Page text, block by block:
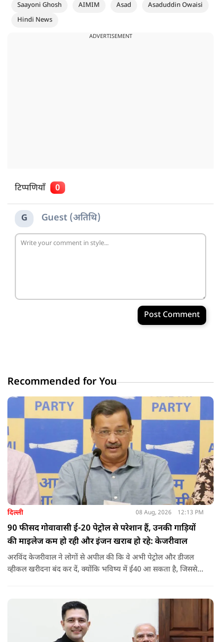
Saayoni Ghosh AIMIM Asad
Asaduddin Owaisi
Hindi News
ADVERTISEMENT
टिप्पणियाँ 0
G Guest (अतिथि)
Post Comment
Recommended for You
दिल्ली 08 Aug, 2026 12:13 PM
90 फीसद गोवावासी ई-20 पेट्रोल से परेशान हैं, उनकी गाड़ियों
की माइलेज कम हो रही और इंजन खराब हो रहे: केजरीवाल
अरविंद केजरीवाल ने लोगों से अपील की कि वे अभी पेट्रोल और डीजल
व्हीकल खरीदना बंद कर दें, क्योंकि भविष्य में ई40 आ सकता है, जिससे